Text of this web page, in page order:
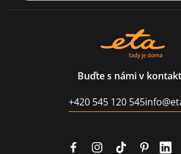
Buďte s námi v
+420 545 120 545